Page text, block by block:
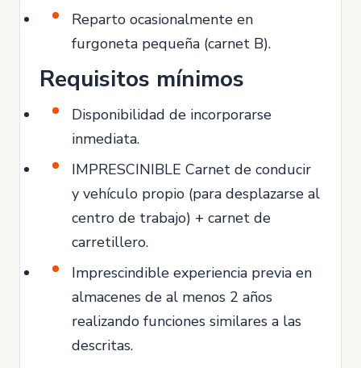
Reparto ocasionalmente en
furgoneta pequeña (carnet B).
Requisitos mínimos
Disponibilidad de incorporarse
inmediata.
IMPRESCINIBLE Carnet de conducir
y vehículo propio (para desplazarse al
centro de trabajo) + carnet de
carretillero.
Imprescindible experiencia previa en
almacenes de al menos 2 años
realizando funciones similares a las
descritas.